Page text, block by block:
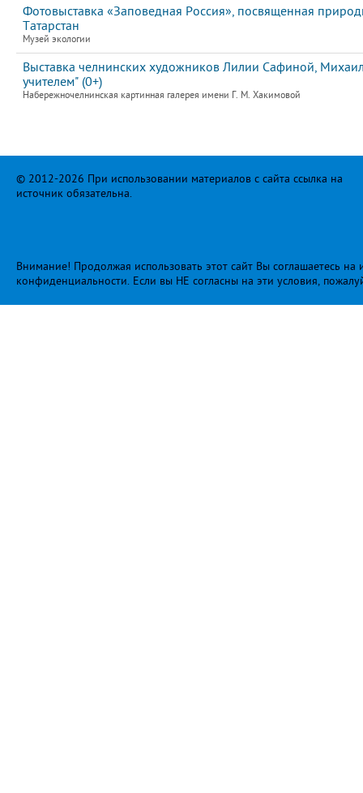
Фотовыставка «Заповедная Россия», посвященная
Татарстан
Музей экологии
Выставка челнинских художников Лилии Сафиной,
учителем" (0+)
Набережночелнинская картинная галерея имени Г. М. Хакимовой
© 2012-2026 При использовании материалов с сайта ссылка на
источник обязательна.
Внимание! Продолжая использовать этот сайт Вы соглашаетесь
конфиденциальности. Если вы НЕ согласны на эти условия,